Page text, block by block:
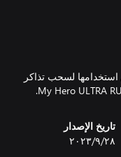
لسحب تذاكر
تاريخ الإصدار
٢٨‏/٩‏/٢٠٢٣